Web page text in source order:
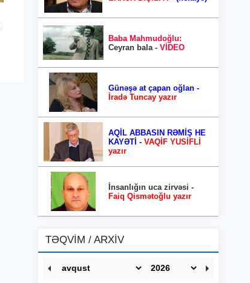
Baba Mahmudoğlu:
Ceyran bala - VİDEO
Günəşə at çapan oğlan -
İradə Tuncay yazır
AQİL ABBASIN RƏMİŞ HE
KAYƏTİ - VAQİF YUSİFLİ
yazır
İnsanlığın uca zirvəsi -
Faiq Qismətoğlu yazır
TƏQVİM / ARXİV